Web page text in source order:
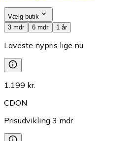
Vælg butik
3 mdr
6 mdr 1 år
Laveste nypris lige nu
1.199 kr.
CDON
Prisudvikling 3 mdr